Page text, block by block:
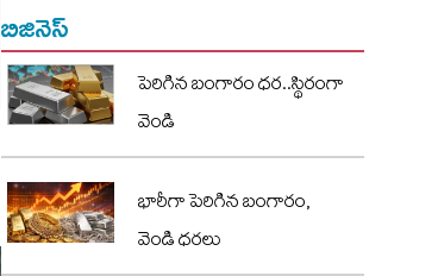
బిజినెస్
పెరిగిన బంగారం ధర..స్థిరంగా
వెండి
భారీగా పెరిగిన బంగారం,
వెండి ధరలు